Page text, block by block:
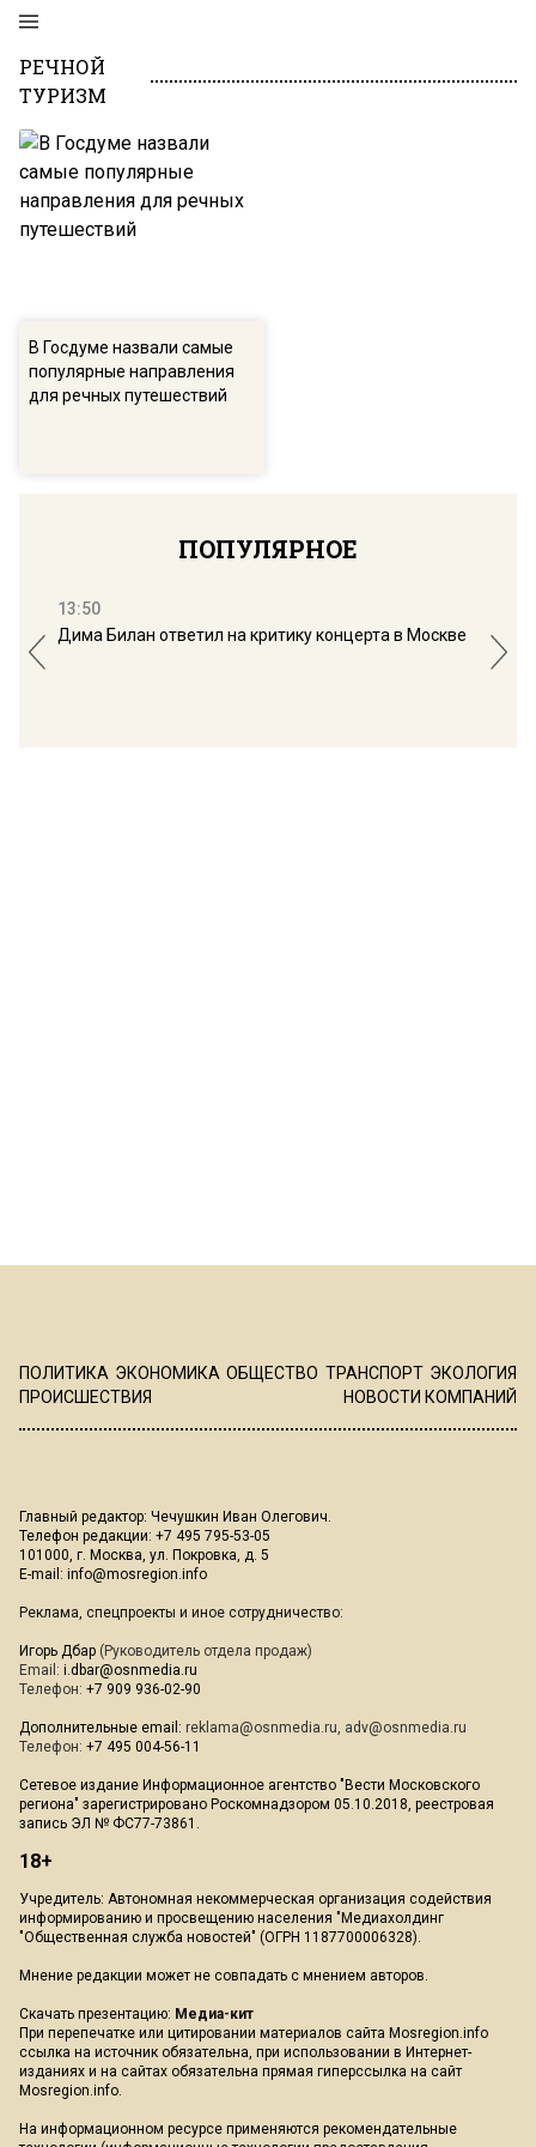
РЕЧНОЙ
ТУРИЗМ
В Госдуме назвали самые
популярные направления
для речных путешествий
ПОПУЛЯРНОЕ
13:50
Дима Билан ответил на критику концерта в Москве
ПОЛИТИКА ЭКОНОМИКА ОБЩЕСТВО ТРАНСПОРТ ЭКОЛОГИЯ
ПРОИСШЕСТВИЯ
НОВОСТИ КОМПАНИЙ
Главный редактор: Чечушкин Иван Олегович.
Телефон редакции: +7 495 795-53-05
101000, г. Москва, ул. Покровка, д. 5
E-mail: info@mosregion.info
Реклама, спецпроекты и иное сотрудничество:
Игорь Дбар (Руководитель отдела продаж)
Email: i.dbar@osnmedia.ru
Телефон: +7 909 936-02-90
Дополнительные email: reklama@osnmedia.ru, adv@osnmedia.ru
Телефон: +7 495 004-56-11
Сетевое издание Информационное агентство "Вести Московского
региона" зарегистрировано Роскомнадзором 05.10.2018, реестровая
запись ЭЛ № ФС77-73861.
18+
Учредитель: Автономная некоммерческая организация содействия
информированию и просвещению населения "Медиахолдинг
"Общественная служба новостей" (ОГРН 1187700006328).
Мнение редакции может не совпадать с мнением авторов.
Скачать презентацию: Медиа-кит
При перепечатке или цитировании материалов сайта Mosregion.info
ссылка на источник обязательна, при использовании в Интернет-
изданиях и на сайтах обязательна прямая гиперссылка на сайт
Mosregion.info.
На информационном ресурсе применяются рекомендательные